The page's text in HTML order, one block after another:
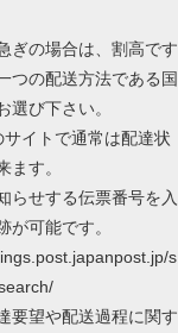
ぎの場合は、割高です
つの配送方法である国
選び下さい。
サイトで通常は配達状
ます。
らせする伝票番号を入
が可能です。
s
要望や配送過程に関す